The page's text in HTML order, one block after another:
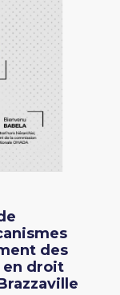
des
en droit